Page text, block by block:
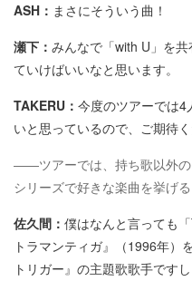
ASH： まさにそういう曲！
瀬下： みんなで「with U」を
ていけばいいなと思います。
TAKERU： 今度のツアーでは4
いと思っているので、ご期待く
――ツアーでは、持ち歌以外
シリーズで好きな楽曲を挙げ
佐久間： 僕はなんと言っても
トラマンティガ』（1996年）
トリガー』の主題歌歌手です